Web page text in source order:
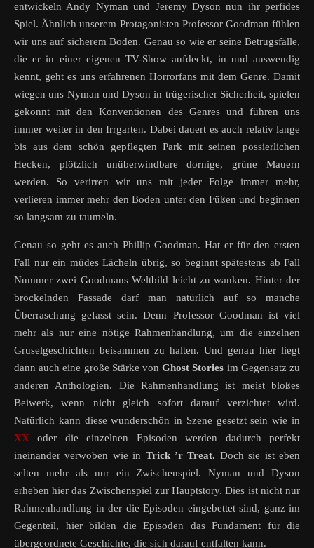
entwickeln Andy Nyman und Jeremy Dyson nun ihr perfides
Spiel. Ähnlich unserem Protagonisten Professor Goodman fühlen
wir uns auf sicherem Boden. Genau so wie er seine Betrugsfälle,
die er in einer eigenen TV-Show aufdeckt, in und auswendig
kennt, geht es uns erfahrenen Horrorfans mit dem Genre. Damit
wiegen uns Nyman und Dyson in trügerischer Sicherheit, spielen
gekonnt mit den Konventionen des Genres und führen uns
immer weiter in den Irrgarten. Dabei dauert es auch relativ lange
bis aus dem schön gepflegten Park mit seinen possierlichen
Hecken, plötzlich unüberwindbare dornige, grüne Mauern
werden. So verirren wir uns mit jeder Folge immer mehr,
verlieren immer mehr den Boden unter den Füßen und beginnen
so langsam zu taumeln.
Genau so geht es auch Phillip Goodman. Hat er für den ersten
Fall nur ein müdes Lächeln übrig, so beginnt spätestens ab Fall
Nummer zwei Goodmans Weltbild leicht zu wanken. Hinter der
bröckelnden Fassade darf man natürlich auf so manche
Überraschung gefasst sein. Denn Professor Goodman ist viel
mehr als nur eine nötige Rahmenhandlung, um die einzelnen
Gruselgeschichten beisammen zu halten. Und genau hier liegt
dann auch eine große Stärke vonGhost Stories im Gegensatz zu
anderen Anthologien. Die Rahmenhandlung ist meist bloßes
Beiwerk, wenn nicht gleich sofort darauf verzichtet wird.
Natürlich kann diese wunderschön in Szene gesetzt sein wie in
XX oder die einzelnen Episoden werden dadurch perfekt
ineinander verwoben wie in Trick ’r Treat. Doch sie ist eben
selten mehr als nur ein Zwischenspiel. Nyman und Dyson
erheben hier das Zwischenspiel zur Hauptstory. Dies ist nicht nur
Rahmenhandlung in der die Episoden eingebettet sind, ganz im
Gegenteil, hier bilden die Episoden das Fundament für die
übergeordnete Geschichte, die sich darauf entfalten kann.